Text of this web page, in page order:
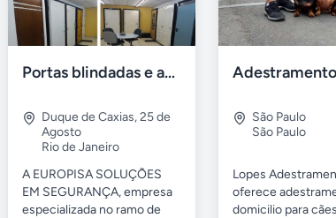
Portas blindadas e anti-arrombamento Europisa
Duque de Caxias,25 de
Agosto
Rio de Janeiro
A EUROPISA SOLUÇÕES
EM SEGURANÇA, empresa
especializada no ramo de
São Paulo
São Paulo
Lopes
oferece
domicilio para